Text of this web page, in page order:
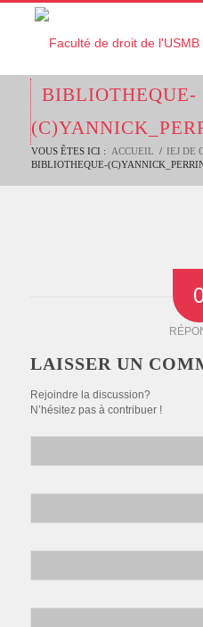
BIBLIOTHEQUE-
VOUS ÊTES ICI : ACCUEIL / IEJ DE
BIBLIOTHEQUE-
LAISSER UN
Rejoindre la discussion?
N’hésitez pas à contribuer !